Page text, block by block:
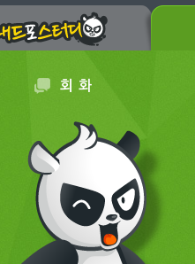
회 화